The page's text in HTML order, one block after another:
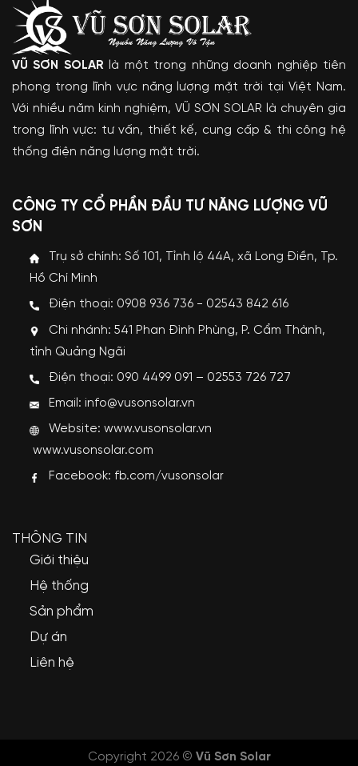
VŨ SƠN SOLAR là một trong những doanh nghiệp tiên
phong trong lĩnh vực năng lượng mặt trời tại Việt Nam.
Với nhiều năm kinh nghiệm, VŨ SƠN SOLAR là chuyên gia
trong lĩnh vực: tư vấn, thiết kế, cung cấp & thi công hệ
thống điện năng lượng mặt trời.
CÔNG TY CỔ PHẦN ĐẦU TƯ NĂNG LƯỢNG VŨ
SƠN
Trụ sở chính: Số 101, Tỉnh lộ 44A, xã Long Điền, Tp.
Hồ Chí Minh
Điện thoại: 0908 936 736 - 02543 842 616
Chi nhánh: 541 Phan Đình Phùng, P. Cẩm Thành,
tỉnh Quảng Ngãi
Điện thoại: 090 4499 091 – 02553 726 727
Email: info@vusonsolar.vn
Website:www.vusonsolar.vn
www.vusonsolar.com
Facebook: fb.com/vusonsolar
THÔNG TIN
Giới thiệu
Hệ thống
Sản phẩm
Dự án
Liên hệ
Copyright 2026 © Vũ Sơn Solar